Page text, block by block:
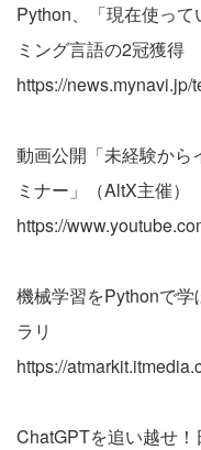
Python、「現在使っ
ミング言語の2冠獲得
https://
動画公開「未経験から
ミナー」（AltX主催）
https://
機械学習をPythonで
ラリ
https://
ChatGPTを追い越せ